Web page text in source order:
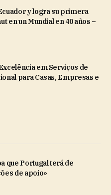
y logra su primera
en un Mundial en 40 años –
em Serviços de
para Casas, Empresas e
que Portugal terá de
de apoio»